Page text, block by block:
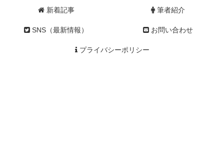
新着記事 筆者紹介
SNS（最新情報） お問い合わせ
プライバシーポリシー